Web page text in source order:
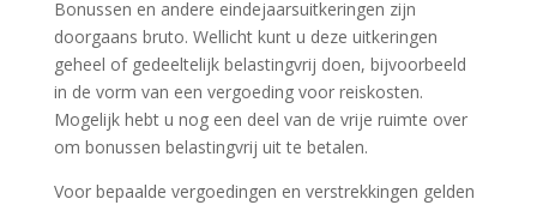
Bonussen en andere eindejaarsuitkeringen zijn
doorgaans bruto. Wellicht kunt u deze uitkeringen
geheel of gedeeltelijk belastingvrij doen, bijvoorbeeld
in de vorm van een vergoeding voor reiskosten.
Mogelijk hebt u nog een deel van de vrije ruimte over
om bonussen belastingvrij uit te betalen.
Voor bepaalde vergoedingen en verstrekkingen gelden